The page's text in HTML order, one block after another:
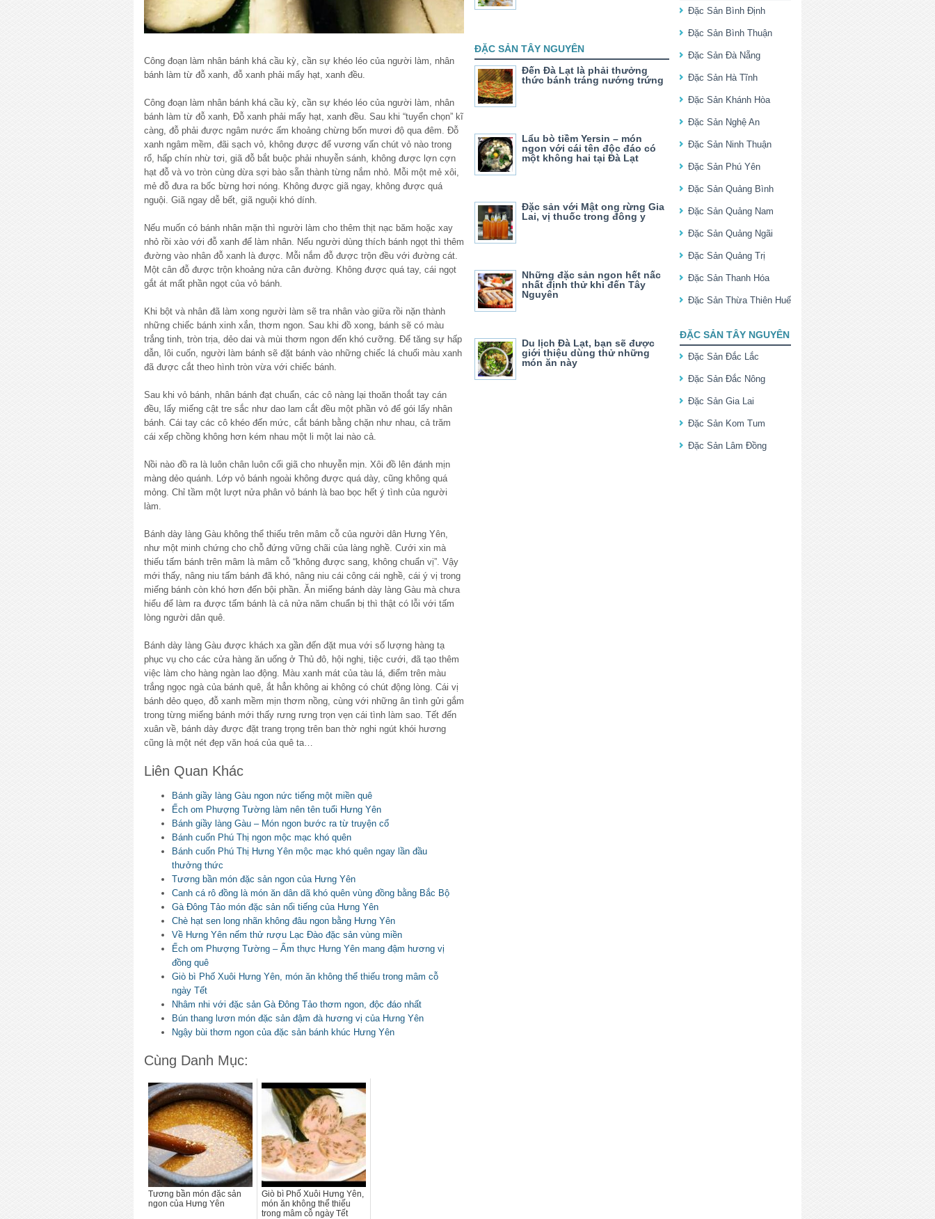
Công đoạn làm nhân bánh khá cầu kỳ, cần sự khéo léo của người làm, nhân
bánh làm từ đỗ xanh, đỗ xanh phải mẩy hạt, xanh đều.
Công đoạn làm nhân bánh khá cầu kỳ, cần sự khéo léo của người làm, nhân
bánh làm từ đỗ xanh, Đỗ xanh phải mẩy hạt, xanh đều. Sau khi “tuyển chọn” kĩ
càng, đỗ phải được ngâm nước ấm khoảng chừng bốn mươi độ qua đêm. Đỗ
xanh ngâm mềm, đãi sạch vỏ, không được để vương vấn chút vỏ nào trong
rổ, hấp chín nhừ tơi, giã đỗ bắt buộc phải nhuyễn sánh, không được lợn cợn
hạt đỗ và vo tròn cùng dừa sợi bào sẵn thành từng nắm nhỏ. Mỗi một mẻ xôi,
mẻ đỗ đưa ra bốc bừng hơi nóng. Không được giã ngay, không được quá
nguội. Giã ngay dễ bết, giã nguội khó dính.
Nếu muốn có bánh nhân mặn thì người làm cho thêm thịt nạc băm hoặc xay
nhỏ rồi xào với đỗ xanh để làm nhân. Nếu người dùng thích bánh ngọt thì thêm
đường vào nhân đỗ xanh là được. Mỗi nắm đỗ được trộn đều với đường cát.
Một cân đỗ được trộn khoảng nửa cân đường. Không được quá tay, cái ngọt
gắt át mất phần ngọt của vỏ bánh.
Khi bột và nhân đã làm xong người làm sẽ tra nhân vào giữa rồi nặn thành
những chiếc bánh xinh xắn, thơm ngon. Sau khi đồ xong, bánh sẽ có màu
trắng tinh, tròn trịa, dẻo dai và mùi thơm ngon đến khó cưỡng. Để tăng sự hấp
dẫn, lôi cuốn, người làm bánh sẽ đặt bánh vào những chiếc lá chuối màu xanh
đã được cắt theo hình tròn vừa với chiếc bánh.
Sau khi vỏ bánh, nhân bánh đạt chuẩn, các cô nàng lại thoăn thoắt tay cán
đều, lấy miếng cật tre sắc như dao lam cắt đều một phần vỏ để gói lấy nhân
bánh. Cái tay các cô khéo đến mức, cắt bánh bằng chặn như nhau, cả trăm
cái xếp chồng không hơn kém nhau một li một lai nào cả.
Nồi nào đồ ra là luôn chân luôn cối giã cho nhuyễn mịn. Xôi đồ lên đánh mịn
màng dẻo quánh. Lớp vỏ bánh ngoài không được quá dày, cũng không quá
mỏng. Chỉ tầm một lượt nửa phân vỏ bánh là bao bọc hết ý tình của người
làm.
Bánh dày làng Gàu không thể thiếu trên mâm cỗ của người dân Hưng Yên,
như một minh chứng cho chỗ đứng vững chãi của làng nghề. Cưới xin mà
thiếu tấm bánh trên mâm là mâm cỗ “không được sang, không chuẩn vị”. Vậy
mới thấy, nâng niu tấm bánh đã khó, nâng niu cái công cái nghề, cái ý vị trong
miếng bánh còn khó hơn đến bội phần. Ăn miếng bánh dày làng Gàu mà chưa
hiểu để làm ra được tấm bánh là cả nửa năm chuẩn bị thì thật có lỗi với tấm
lòng người dân quê.
Bánh dày làng Gàu được khách xa gần đến đặt mua với số lượng hàng tạ
phục vụ cho các cửa hàng ăn uống ở Thủ đô, hội nghị, tiệc cưới, đã tạo thêm
việc làm cho hàng ngàn lao động. Màu xanh mát của tàu lá, điểm trên màu
trắng ngọc ngà của bánh quê, ắt hẳn không ai không có chút động lòng. Cái vị
bánh dẻo quẹo, đỗ xanh mềm mịn thơm nồng, cùng với những ân tình gửi gắm
trong từng miếng bánh mới thấy rưng rưng trọn vẹn cái tình làm sao. Tết đến
xuân về, bánh dày được đặt trang trọng trên ban thờ nghi ngút khói hương
cũng là một nét đẹp văn hoá của quê ta…
Liên Quan Khác
Bánh giầy làng Gàu ngon nức tiếng một miền quê
Ếch om Phượng Tường làm nên tên tuổi Hưng Yên
Bánh giầy làng Gàu – Món ngon bước ra từ truyện cổ
Bánh cuốn Phú Thị ngon mộc mạc khó quên
Bánh cuốn Phú Thị Hưng Yên mộc mạc khó quên ngay lần đầu
thưởng thức
Tương bần món đặc sản ngon của Hưng Yên
Canh cá rô đồng là món ăn dân dã khó quên vùng đồng bằng Bắc Bộ
Gà Đông Tảo món đặc sản nổi tiếng của Hưng Yên
Chè hạt sen long nhãn không đâu ngon bằng Hưng Yên
Về Hưng Yên nếm thử rượu Lạc Đào đặc sản vùng miền
Ếch om Phượng Tường – Ẩm thực Hưng Yên mang đậm hương vị
đồng quê
Giò bì Phố Xuôi Hưng Yên, món ăn không thể thiếu trong mâm cỗ
ngày Tết
Nhâm nhi với đặc sản Gà Đông Tảo thơm ngon, độc đáo nhất
Bún thang lươn món đặc sản đậm đà hương vị của Hưng Yên
Ngậy bùi thơm ngon của đặc sản bánh khúc Hưng Yên
Cùng Danh Mục:
Tương bần món đặc sản
ngon của Hưng Yên
Giò bì Phố Xuôi Hưng Yên,
món ăn không thể thiếu
trong mâm cỗ ngày Tết
ĐẶC SẢN TÂY NGUYÊN
Đến Đà Lạt là phải thưởng
thức bánh tráng nướng trứng
Lẩu bò tiềm Yersin – món
ngon với cái tên độc đáo có
một không hai tại Đà Lạt
Đặc sản với Mật ong rừng Gia
Lai, vị thuốc trong đông y
Những đặc sản ngon hết nấc
nhất định thử khi đến Tây
Nguyên
Du lịch Đà Lạt, bạn sẽ được
giới thiệu dùng thử những
món ăn này
Đặc Sản Bình Định
Đặc Sản Bình Thuận
Đặc Sản Đà Nẵng
Đặc Sản Hà Tĩnh
Đặc Sản Khánh Hòa
Đặc Sản Nghệ An
Đặc Sản Ninh Thuận
Đặc Sản Phú Yên
Đặc Sản Quảng Bình
Đặc Sản Quảng Nam
Đặc Sản Quảng Ngãi
Đặc Sản Quảng Trị
Đặc Sản Thanh Hóa
Đặc Sản Thừa Thiên Huế
ĐẶC SẢN TÂY NGUYÊN
Đặc Sản Đắc Lắc
Đặc Sản Đắc Nông
Đặc Sản Gia Lai
Đặc Sản Kom Tum
Đặc Sản Lâm Đồng